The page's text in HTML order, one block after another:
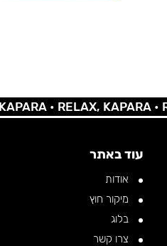
•RELAX, KAPARA •
עוד באתר
אודות
מיקור חוץ
בלוג
צרו קשר